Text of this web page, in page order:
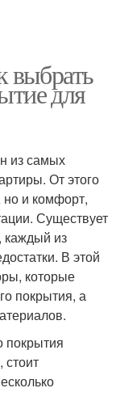
выбрать
для
из самых
От этого
но и комфорт,
Существует
каждый из
В этой
которые
покрытия, а
покрытия
стоит